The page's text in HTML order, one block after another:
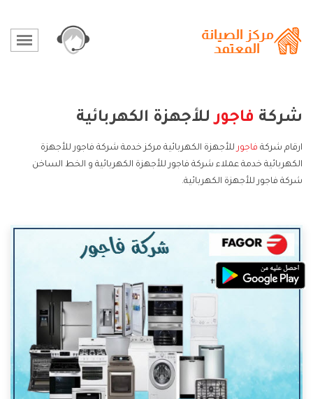
شركة فاجورللأجهزة الكهربائية
ارقام شركة فاجور للأجهزة الكهربائية مركز خدمة شركة فاجور للأجهزة
الكهربائية خدمة عملاء شركة فاجور للأجهزة الكهربائية و الخط الساخن
شركة فاجور للأجهزة الكهربائية.